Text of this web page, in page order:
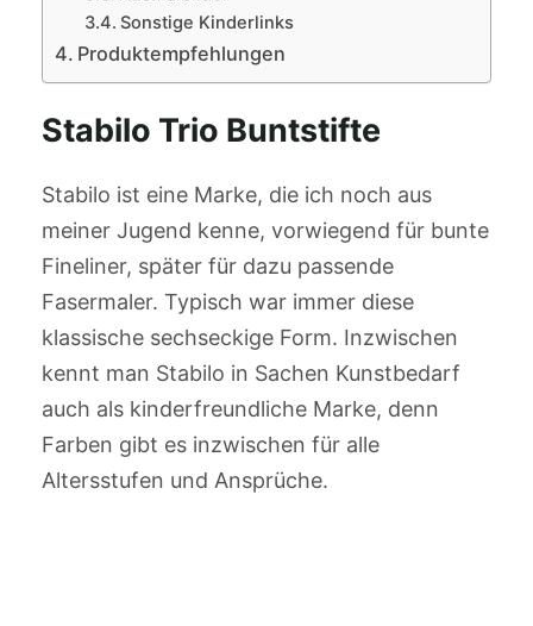
Sonstige Kinderlinks
Produktempfehlungen
Stabilo Trio Buntstifte
Stabilo ist eine Marke, die ich noch aus
meiner Jugend kenne, vorwiegend für bunte
Fineliner, später für dazu passende
Fasermaler. Typisch war immer diese
klassische sechseckige Form. Inzwischen
kennt man Stabilo in Sachen Kunstbedarf
auch als kinderfreundliche Marke, denn
Farben gibt es inzwischen für alle
Altersstufen und Ansprüche.